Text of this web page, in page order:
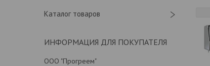
Каталог товаров
ИНФОРМАЦИЯ ДЛЯ ПОКУПАТЕЛЯ
ООО "Прогреем"